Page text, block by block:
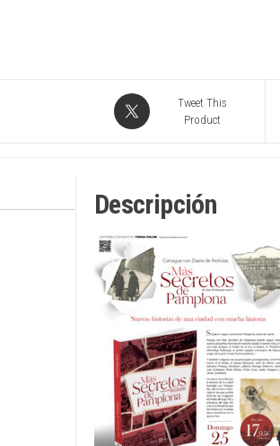
Tweet This
Product
Descripción